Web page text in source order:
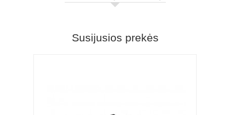
Susijusios prekės